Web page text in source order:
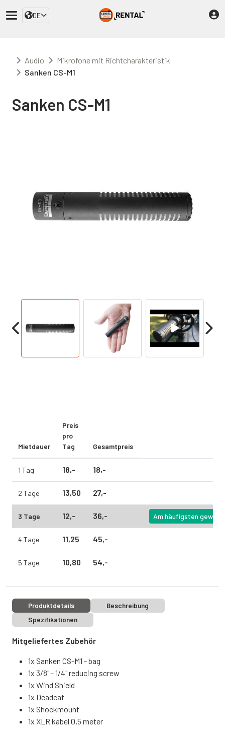
DE
Audio
Mikrofone mit Richtcharakteristik
Sanken CS-M1
Sanken CS-M1
Mietdauer
Preis
pro
Tag
Gesamtpreis
1 Tag 18,- 18,-
2 Tage 13,50 27,-
3 Tage 12,- 36,- Am häufigsten gewählt
4 Tage 11,25 45,-
5 Tage 10,80 54,-
Produktdetails
Beschreibung
Spezifikationen
Mitgeliefertes Zubehör
1x Sanken CS-M1 - bag
1x 3/8" - 1/4" reducing screw
1x Wind Shield
1x Deadcat
1x Shockmount
1x XLR kabel 0,5 meter